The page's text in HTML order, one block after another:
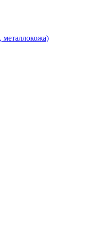
металлокожа)